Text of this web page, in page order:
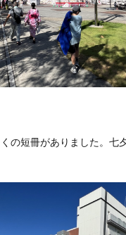
の短冊がありました。七